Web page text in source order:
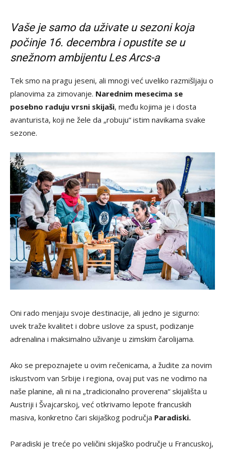
Vaše je samo da uživate u sezoni koja
počinje 16. decembra i opustite se u
snežnom ambijentu Les Arcs-a
Tek smo na pragu jeseni, ali mnogi već uveliko razmišljaju o
planovima za zimovanje. Narednim mesecima se
posebno raduju vrsni skijaši, među kojima je i dosta
avanturista, koji ne žele da „robuju“ istim navikama svake
sezone.
Oni rado menjaju svoje destinacije, ali jedno je sigurno:
uvek traže kvalitet i dobre uslove za spust, podizanje
adrenalina i maksimalno uživanje u zimskim čarolijama.
Ako se prepoznajete u ovim rečenicama, a žudite za novim
iskustvom van Srbije i regiona, ovaj put vas ne vodimo na
naše planine, ali ni na „tradicionalno proverena“ skijališta u
Austriji i Švajcarskoj, već otkrivamo lepote francuskih
masiva, konkretno čari skijaškog područja Paradiski.
Paradiski je treće po veličini skijaško područje u Francuskoj,